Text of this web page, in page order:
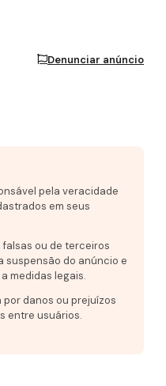
Denunciar anúncio
pela veracidade
em seus
ou de terceiros
suspensão do anúncio e
medidas legais.
danos ou prejuízos
entre usuários.